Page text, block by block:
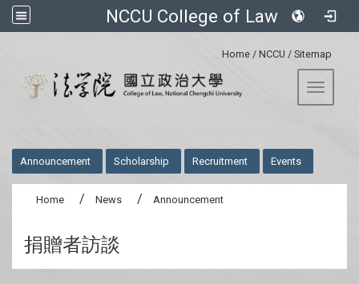
NCCU College of Law
Home / NCCU / Sitemap
Toggle
Announcement Scholarship Recruitment Events
Home News Announcement
捐贈者訪談